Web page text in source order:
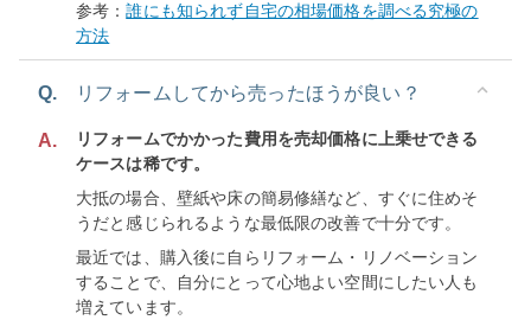
参考：誰にも知られず自宅の相場価格を調べる究極の
方法
Q. リフォームしてから売ったほうが良い？
A.
リフォームでかかった費用を売却価格に上乗せできる
ケースは稀です。
大抵の場合、壁紙や床の簡易修繕など、すぐに住めそ
うだと感じられるような最低限の改善で十分です。
最近では、購入後に自らリフォーム・リノベーション
することで、自分にとって心地よい空間にしたい人も
増えています。